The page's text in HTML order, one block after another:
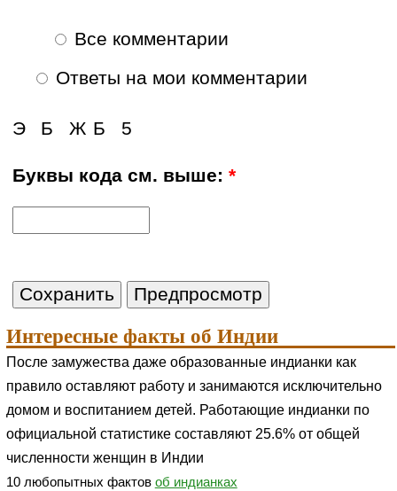
Все комментарии
Ответы на мои комментарии
Ж Б
Б 5
Э
Буквы кода см. выше:*
Интересные факты об Индии
После замужества даже образованные индианки как
правило оставляют работу и занимаются исключительно
домом и воспитанием детей. Работающие индианки по
официальной статистике составляют 25.6% от общей
численности женщин в Индии
10 любопытных фактов об индианках